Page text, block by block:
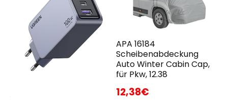
APA 16184
Scheibenabdeckung
Auto Winter Cabin Cap,
für Pkw, 12.38
12,38€